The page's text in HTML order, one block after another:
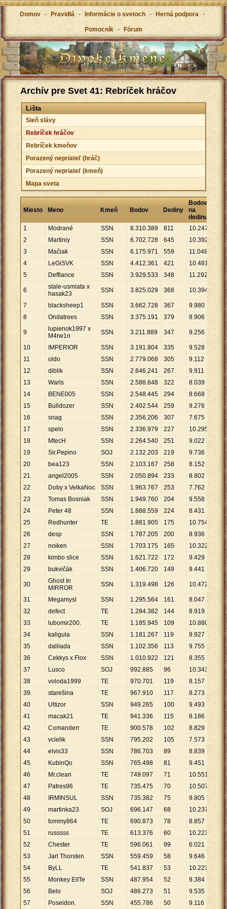
Domov - Pravidlá - Informácie o svetoch - Herná podpora -
Pomocník - Fórum
Archív pre Svet 41: Rebríček hráčov
Lišta
Sieň slávy
Rebríček hráčov
Rebríček kmeňov
Porazený nepriateľ (hráč)
Porazený nepriateľ (kmeň)
Mapa sveta
Miesto Meno Kmeň Bodov Dediny
Bodov
na
dedinu
1
Modrané SSN 8.310.389 811 10.247
2
Martiniy SSN 6.702.728 645 10.392
3
Mačiak SSN 6.175.971 559 11.048
4
LeGiSVK SSN 4.412.361 421 10.481
5
Deffiance SSN 3.929.533 348 11.292
6
stale-usmiata x
hasak23
SSN 3.825.029 368 10.394
7 blacksheep1 SSN 3.662.728 367 9.980
8
Ondatrees SSN 3.375.191 379 8.906
9
lupienok1997 x
M4rw1n
SSN 3.211.889 347 9.256
10 IMPERIOR SSN 3.191.804 335 9.528
11
oldo SSN 2.779.068 305 9.112
12
diblik SSN 2.646.241 267 9.911
13
Warls SSN 2.588.648 322 8.039
14
BENE005 SSN 2.548.445 294 8.668
15
Bulldozer SSN 2.402.544 259 9.276
16
snag SSN 2.356.206 307 7.675
17
spelo SSN 2.336.979 227 10.295
18
MtecH SSN 2.264.540 251 9.022
19
Sir.Pepino SOJ 2.132.203 219 9.736
20
bea123 SSN 2.103.167 258 8.152
21
angel2005 SSN 2.050.894 233 8.802
22
Doby x VelkaNoc SSN 1.963.767 253 7.762
23
Tomas Bosniak SSN 1.949.760 204 9.558
24
Peter 48 SSN 1.888.559 224 8.431
25
Redhunter TE 1.881.905 175 10.754
26
desp SSN 1.787.205 200 8.936
27
noiken SSN 1.703.175 165 10.322
28
kimbo slice SSN 1.621.722 172 9.429
29
bukvičák SSN 1.406.720 149 9.441
30
Ghost In
MIRROR
SSN 1.319.498 126 10.472
31 Megamysl SSN 1.295.564 161 8.047
32
defect TE 1.284.382 144 8.919
33
lubomir200. TE 1.185.945 109 10.880
34
kaligula SSN 1.181.267 119 9.927
35
dalilada SSN 1.102.356 113 9.755
36
Cekkys x Flox SSN 1.010.922 121 8.355
37
Lusco SOJ 992.885 96 10.343
38
voloda1999 TE 970.701 119 8.157
39
starešina TE 967.910 117 8.273
40
Ultizor SSN 949.265 100 9.493
41
macak21 TE 941.336 115 8.186
42
Comanderr TE 900.578 102 8.829
43
vcielik SSN 795.202 105 7.573
44
elvis33 SSN 786.703 89 8.839
45
KubinQo SSN 765.498 81 9.451
46
Mr.clean TE 749.097 71 10.551
47
Patres96 TE 735.475 70 10.507
48
IRMINSUL SSN 735.382 75 9.805
49
martinka23 SOJ 696.147 68 10.237
50
tommy864 TE 690.873 78 8.857
51
russsss TE 613.376 60 10.223
52
Chester TE 596.061 99 6.021
53
Jarl Thorsten SSN 559.459 58 9.646
54
ByLL TE 541.837 53 10.223
55
Monkey ElITe SSN 487.954 52 9.384
56
Belo SOJ 486.273 51 9.535
57
Poseidon. SSN 455.786 50 9.116